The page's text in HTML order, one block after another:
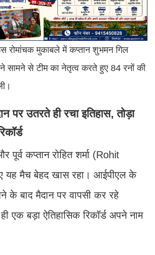
रोमांचक मुकाबले में कप्तान शुभमन गिल
से टीम का नेतृत्व करते हुए 84 रनों की
पर उतरते ही रचा इतिहास, तोड़ा
पूर्व कप्तान रोहित शर्मा (Rohit
यह मैच बेहद खास रहा। आईपीएल के
के बाद मैदान पर वापसी कर रहे
एक बड़ा ऐतिहासिक रिकॉर्ड अपने नाम